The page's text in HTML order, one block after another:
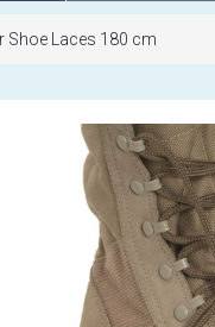
Shoe Laces 180 cm